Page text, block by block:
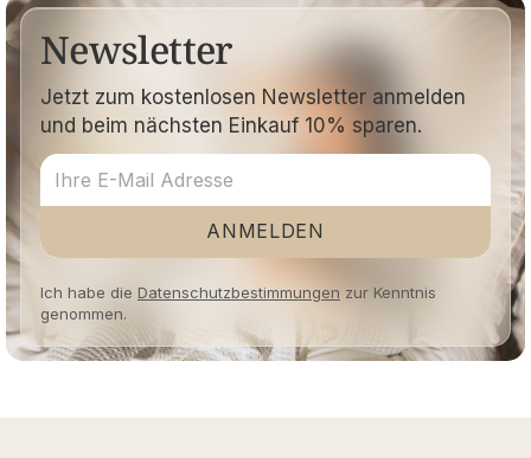
Newsletter
Jetzt zum kostenlosen Newsletter anmelden
und beim nächsten Einkauf 10% sparen.
ANMELDEN
Ich habe die Datenschutzbestimmungen zur Kenntnis
genommen.